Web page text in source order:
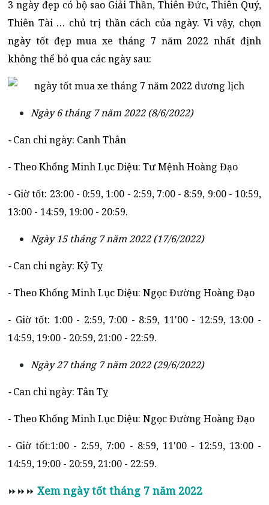
3 ngày đẹp có bộ sao Giải Thần, Thiên Đức, Thiên Quý,
Thiên Tài … chủ trị thần cách của ngày. Vì vậy, chọn
ngày tốt đẹp mua xe tháng 7 năm 2022 nhất định
không thể bỏ qua các ngày sau:
Ngày 6 tháng 7 năm 2022 (8/6/2022)
-Can chi ngày: Canh Thân
- Theo Khổng Minh Lục Diệu: Tư Mệnh Hoàng Đạo
- Giờ tốt: 23:00 - 0:59, 1:00 - 2:59, 7:00 - 8:59, 9:00 - 10:59,
13:00 - 14:59, 19:00 - 20:59.
Ngày 15 tháng 7 năm 2022 (17/6/2022)
-Can chi ngày: Kỷ Tỵ
- Theo Khổng Minh Lục Diệu: Ngọc Đường Hoàng Đạo
- Giờ tốt: 1:00 - 2:59, 7:00 - 8:59, 11'00 - 12:59, 13:00 -
14:59, 19:00 - 20:59, 21:00 - 22:59.
Ngày 27 tháng 7 năm 2022 (29/6/2022)
-Can chi ngày: Tân Tỵ
- Theo Khổng Minh Lục Diệu: Ngọc Đường Hoàng Đạo
- Giờ tốt:1:00 - 2:59, 7:00 - 8:59, 11'00 - 12:59, 13:00 -
14:59, 19:00 - 20:59, 21:00 - 22:59.
⏩⏩⏩ Xem ngày tốt tháng 7 năm 2022